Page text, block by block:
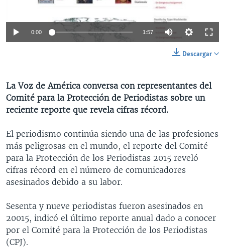
ENTRETENIMIENTO Y CULTURA
TECNOLOGÍA
CIENCIA Y SALUD
FOTOGRAFÍA
EL MUNDO AL DÍA
VISIÓN 360
LAS CLAVES
PANORAMA
RADIO
AUDIONOTICIAS
BUENOS DÍAS AMÉRICA
ESTADOS UNIDOS AL DÍA
EL MUNDO AL DÍA [RADIO]
FORO [RADIO]
DEPORTIVO INTERNACIONAL
ENTRETENIMIENTO
DOCUMENTALES DE LA VOA
Learning English
SÍGANOS
Idiomas
0:00 1:57
Descargar
La Voz de América conversa con representantes del
Comité para la Protección de Periodistas sobre un
reciente reporte que revela cifras récord.
El periodismo continúa siendo una de las profesiones
más peligrosas en el mundo, el reporte del Comité
para la Protección de los Periodistas 2015 reveló
cifras récord en el número de comunicadores
asesinados debido a su labor.
Sesenta y nueve periodistas fueron asesinados en
20015, indicó el último reporte anual dado a conocer
por el Comité para la Protección de los Periodistas
(CPJ).